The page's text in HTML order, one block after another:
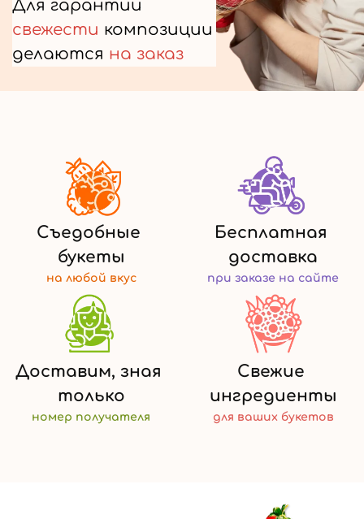
Для гарантии
свежести композиции
делаются на заказ
Съедобные
букеты
на любой вкус
Бесплатная
доставка
при заказе на сайте
Доставим, зная
только
номер получателя
Свежие
ингредиенты
для ваших букетов